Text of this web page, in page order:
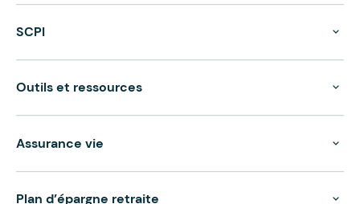
SCPI
Outils et ressources
Assurance vie
Plan d’épargne retraite